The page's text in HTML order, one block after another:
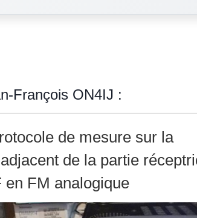
François ON4IJ :
de mesure sur la
de la partie
en FM analogique